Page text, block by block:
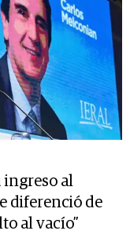
al
diferenció de
al vacío”